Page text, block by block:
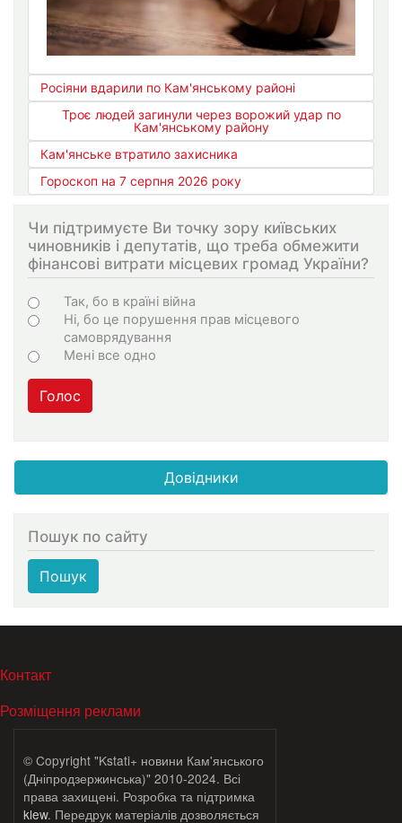
Росіяни вдарили по Кам'янському районі
Троє людей загинули через ворожий удар по
Кам'янському району
Кам'янське втратило захисника
Гороскоп на 7 серпня 2026 року
Чи підтримуєте Ви точку зору київських
чиновників і депутатів, що треба обмежити
фінансові витрати місцевих громад України?
Варіанти
Так, бо в країні війна
Ні, бо це порушення прав місцевого
самоврядування
Мені все одно
Голос
Довідники
Пошук по сайту
Пошук
МЕНЮ В ПОДВАЛЕ
Контакт
Розміщення реклами
© Copyright "Kstati+ новини Кам'янського
(Дніпродзержинська)" 2010-2024. Всі
права захищені. Розробка та підтримка
klew. Передрук матеріалів дозволяється